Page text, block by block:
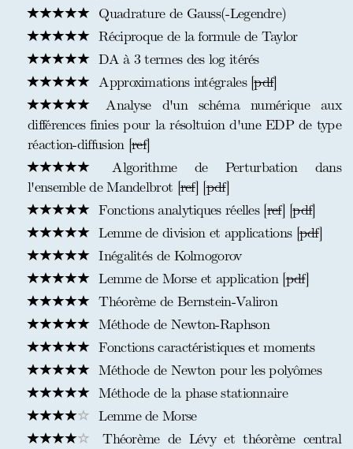
Quadrature de Gauss(-Legendre)
Réciproque de la formule de Taylor
DA à 3 termes des log itérés
Approximations intégrales [pdf]
Analyse d'un schéma numérique aux
différences finies pour la résoltuion d'une EDP de type
réaction-diffusion [ref]
Algorithme de Perturbation dans
l'ensemble de Mandelbrot [ref] [pdf]
Fonctions analytiques réelles [ref] [pdf]
Lemme de division et applications [pdf]
Inégalités de Kolmogorov
Lemme de Morse et application [pdf]
Théorème de Bernstein-Valiron
Méthode de Newton-Raphson
Fonctions caractéristiques et moments
Méthode de Newton pour les polyômes
Méthode de la phase stationnaire
Lemme de Morse
Théorème de Lévy et théorème central